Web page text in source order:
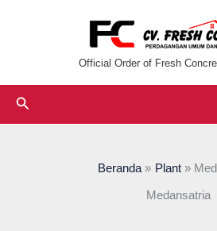
Official Order of Fresh
Cari
Beranda Plant
Medansatria